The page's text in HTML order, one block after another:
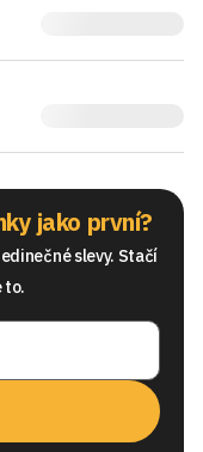
jako první?
slevy. Stačí
to.